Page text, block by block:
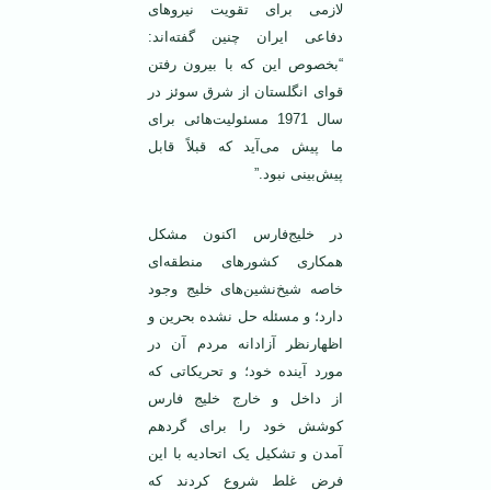
لازمی برای تقویت نیروهای
دفاعی ایران چنین گفته‌اند:
“بخصوص این که با بیرون رفتن
قوای انگلستان از شرق سوئز در
سال 1971 مسئولیت‌هائی برای
ما پیش می‌آید که قبلاً قابل
پیش‌بینی نبود.”
در خلیج‌فارس اکنون مشکل
همکاری‌ کشورهای منطقه‌ای
خاصه شیخ‌نشین‌های خلیج وجود
دارد؛ و مسئله حل نشده بحرین و
اظهارنظر آزادانه‌ مردم آن در
مورد آینده خود؛ و تحریکاتی که
از داخل و خارج خلیج ‌فارس
کوشش خود را برای گردهم
آمدن و تشکیل یک اتحادیه با این
فرض غلط شروع کردند که